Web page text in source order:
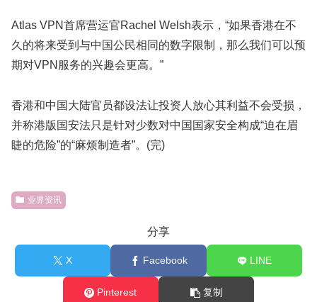
Atlas VPN首席营运官Rachel Welsh表示，“如果香港在不
久的将来受到与中国公民相同的数字限制，那么我们可以预
期对VPN服务的兴趣会更高。”
香港和中国大陆官员都设法让投资人放心其利益不会受损，
并称港版国安法只是针对少数对中国国家安全构成“迫在眉
睫的危险”的“麻烦制造者”。(完)
业界资讯
分享
X Facebook LINE
Pinterest 复制